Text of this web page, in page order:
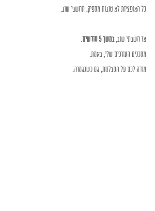
כל האופציות לא טובות מספיק. תחשבי שוב.
אז חשבתי שוב, במשך 5 חודשים
.
מסכנים העורכים שלי, באמת.
מודה לכם על הסבלנות, גם כשנגמרה.